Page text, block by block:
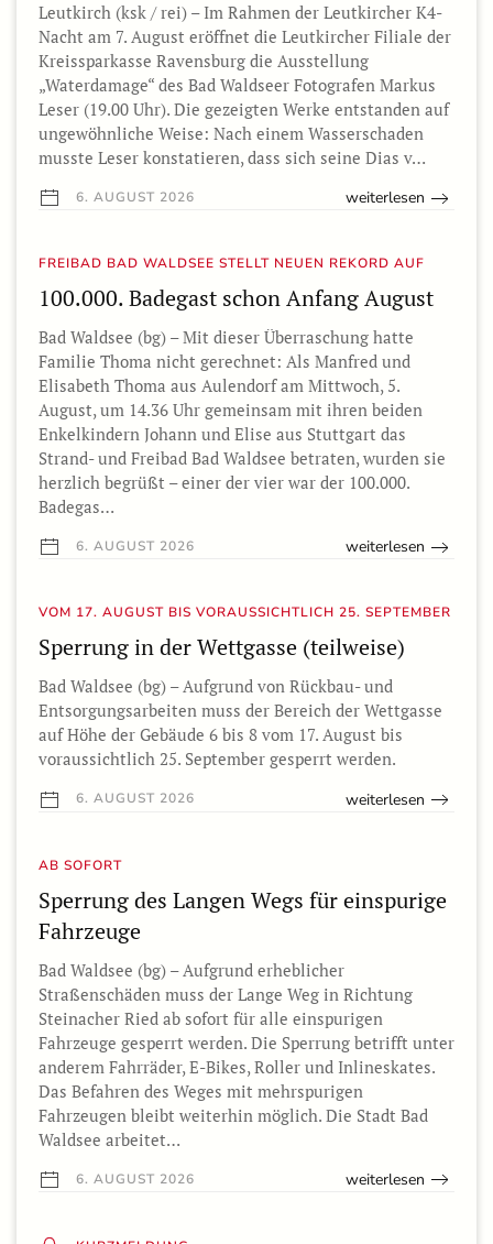
Leutkirch (ksk / rei) – Im Rahmen der Leutkircher K4-
Nacht am 7. August eröffnet die Leutkircher Filiale der
Kreissparkasse Ravensburg die Ausstellung
„Waterdamage“ des Bad Waldseer Fotografen Markus
Leser (19.00 Uhr). Die gezeigten Werke entstanden auf
ungewöhnliche Weise: Nach einem Wasserschaden
musste Leser konstatieren, dass sich seine Dias v…
6. AUGUST 2026 weiterlesen
FREIBAD BAD WALDSEE STELLT NEUEN REKORD AUF
100.000. Badegast schon Anfang August
Bad Waldsee (bg) – Mit dieser Überraschung hatte
Familie Thoma nicht gerechnet: Als Manfred und
Elisabeth Thoma aus Aulendorf am Mittwoch, 5.
August, um 14.36 Uhr gemeinsam mit ihren beiden
Enkelkindern Johann und Elise aus Stuttgart das
Strand- und Freibad Bad Waldsee betraten, wurden sie
herzlich begrüßt – einer der vier war der 100.000.
Badegas…
6. AUGUST 2026 weiterlesen
VOM 17. AUGUST BIS VORAUSSICHTLICH 25. SEPTEMBER
Sperrung in der Wettgasse (teilweise)
Bad Waldsee (bg) – Aufgrund von Rückbau- und
Entsorgungsarbeiten muss der Bereich der Wettgasse
auf Höhe der Gebäude 6 bis 8 vom 17. August bis
voraussichtlich 25. September gesperrt werden.
6. AUGUST 2026 weiterlesen
AB SOFORT
Sperrung des Langen Wegs für einspurige
Fahrzeuge
Bad Waldsee (bg) – Aufgrund erheblicher
Straßenschäden muss der Lange Weg in Richtung
Steinacher Ried ab sofort für alle einspurigen
Fahrzeuge gesperrt werden. Die Sperrung betrifft unter
anderem Fahrräder, E-Bikes, Roller und Inlineskates.
Das Befahren des Weges mit mehrspurigen
Fahrzeugen bleibt weiterhin möglich. Die Stadt Bad
Waldsee arbeitet…
6. AUGUST 2026 weiterlesen